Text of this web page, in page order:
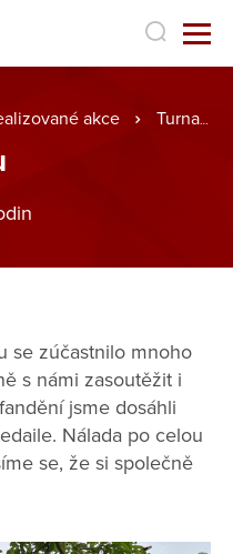
akce Turnaj v minigolfu
se zúčastnilo mnoho
s námi zasoutěžit i
jsme dosáhli
Nálada po celou
se, že si společně